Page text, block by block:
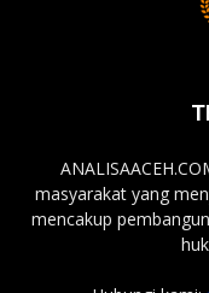
masyarakat yang
mencakup